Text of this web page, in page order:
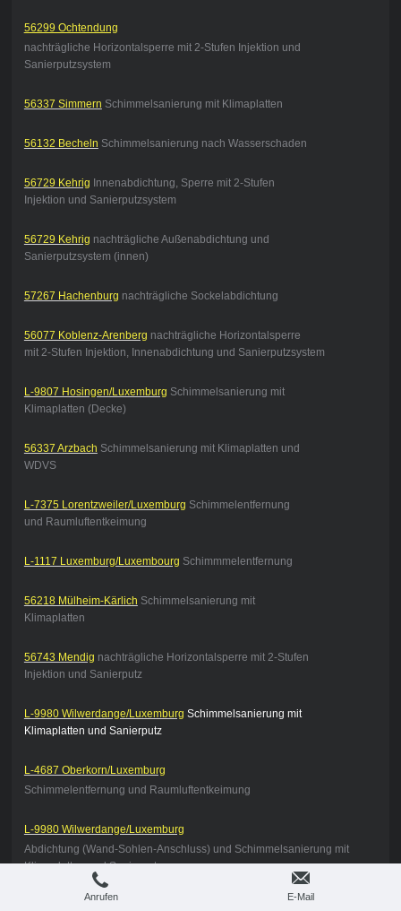
56299 Ochtendung
nachträgliche Horizontalsperre mit 2-Stufen Injektion und
Sanierputzsystem
56337 Simmern Schimmelsanierung mit Klimaplatten
56132 Becheln Schimmelsanierung nach Wasserschaden
56729 Kehrig Innenabdichtung, Sperre mit 2-Stufen
Injektion und Sanierputzsystem
56729 Kehrig nachträgliche Außenabdichtung und
Sanierputzsystem (innen)
57267 Hachenburg nachträgliche Sockelabdichtung
56077 Koblenz-Arenberg nachträgliche Horizontalsperre
mit 2-Stufen Injektion, Innenabdichtung und Sanierputzsystem
L-9807 Hosingen/Luxemburg Schimmelsanierung mit
Klimaplatten (Decke)
56337 Arzbach Schimmelsanierung mit Klimaplatten und
WDVS
L-7375 Lorentzweiler/Luxemburg Schimmelentfernung
und Raumluftentkeimung
L-1117 Luxemburg/Luxembourg Schimmmelentfernung
56218 Mülheim-Kärlich Schimmelsanierung mit
Klimaplatten
56743 Mendig nachträgliche Horizontalsperre mit 2-Stufen
Injektion und Sanierputz
L-9980 Wilwerdange/Luxemburg Schimmelsanierung mit
Klimaplatten und Sanierputz
L-4687 Oberkorn/Luxemburg
Schimmelentfernung und Raumluftentkeimung
L-9980 Wilwerdange/Luxemburg
Abdichtung (Wand-Sohlen-Anschluss) und Schimmelsanierung mit
Klimaplatten und Sanierputz
Anrufen E-Mail